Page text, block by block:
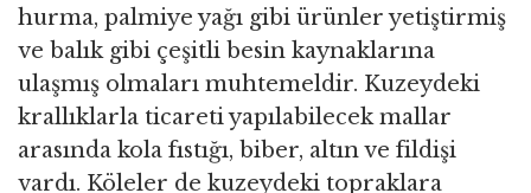
hurma, palmiye yağı gibi ürünler yetiştirmiş
ve balık gibi çeşitli besin kaynaklarına
ulaşmış olmaları muhtemeldir. Kuzeydeki
krallıklarla ticareti yapılabilecek mallar
arasında kola fıstığı, biber, altın ve fildişi
vardı. Köleler de kuzeydeki topraklara